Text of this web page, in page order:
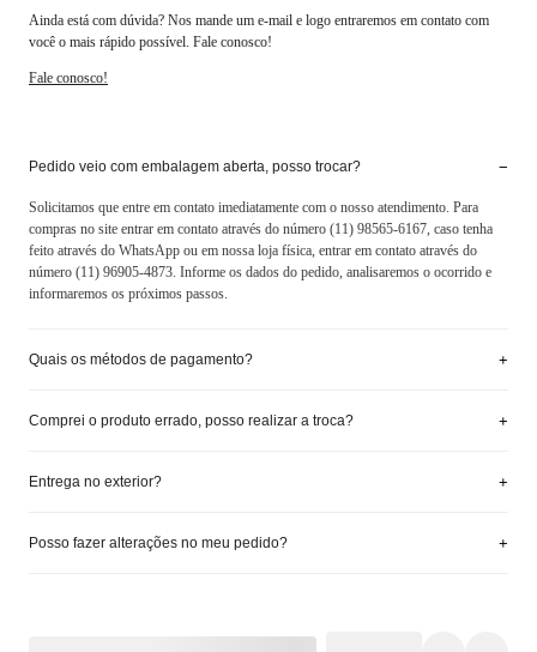
Ainda está com dúvida? Nos mande um e-mail e logo entraremos em contato com
você o mais rápido possível. Fale conosco!
Fale conosco!
Pedido veio com embalagem aberta, posso trocar? −
Solicitamos que entre em contato imediatamente com o nosso atendimento. Para
compras no site entrar em contato através do número (11) 98565-6167, caso tenha
feito através do WhatsApp ou em nossa loja física, entrar em contato através do
número (11) 96905-4873. Informe os dados do pedido, analisaremos o ocorrido e
informaremos os próximos passos.
Quais os métodos de pagamento? +
Comprei o produto errado, posso realizar a troca? +
Entrega no exterior? +
Posso fazer alterações no meu pedido? +